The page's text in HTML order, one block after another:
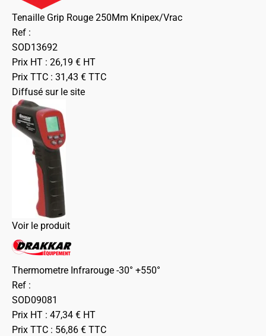
Tenaille Grip Rouge 250Mm Knipex/Vrac
Ref :
SOD13692
Prix HT : 26,19 € HT
Prix TTC : 31,43 € TTC
Diffusé sur le site
Voir le produit
Thermometre Infrarouge -30° +550°
Ref :
SOD09081
Prix HT : 47,34 € HT
Prix TTC : 56,86 € TTC